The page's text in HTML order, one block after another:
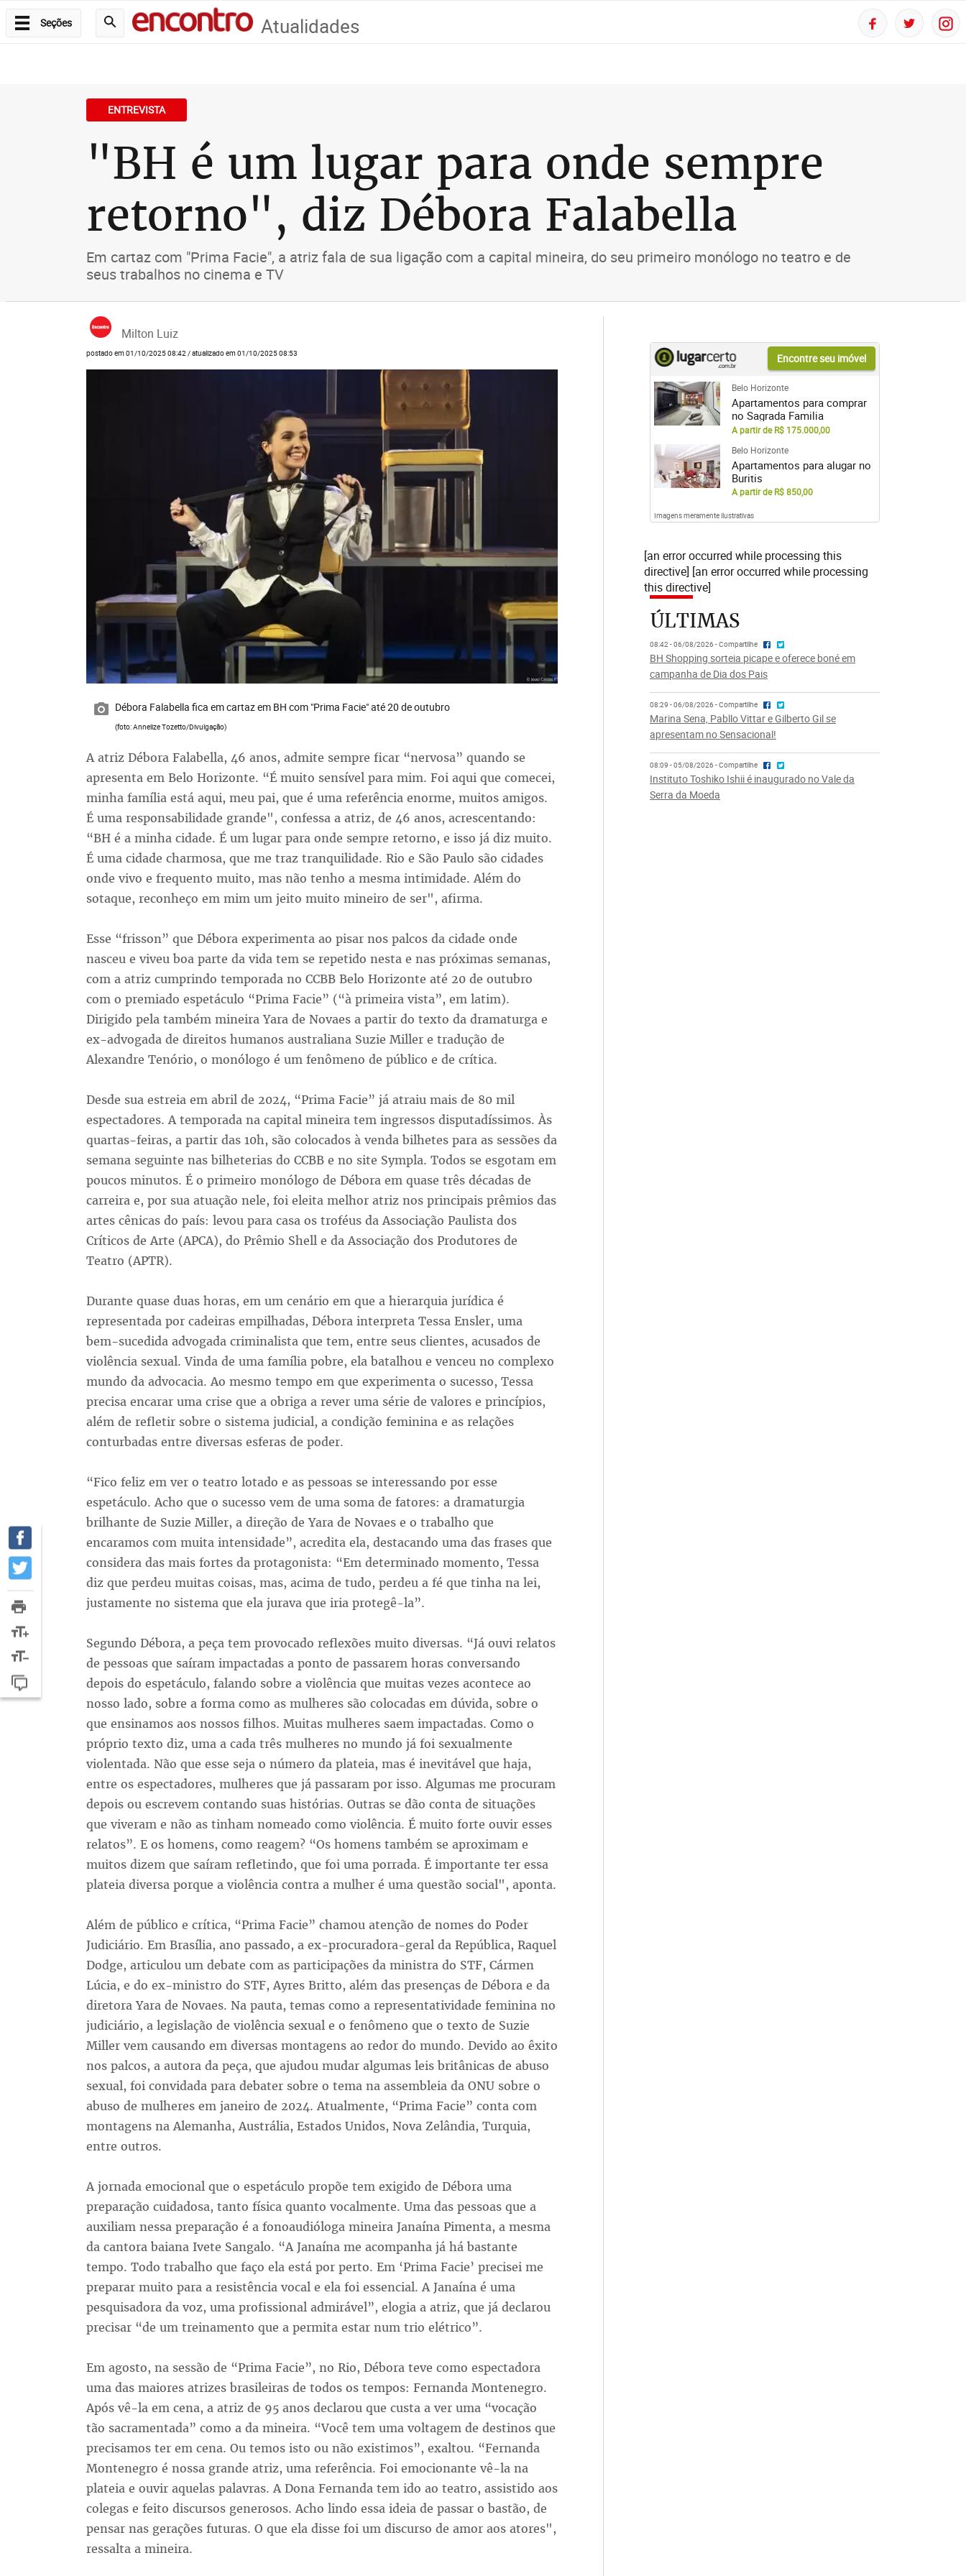
Seções Atualidades
ENTREVISTA
"BH é um lugar para onde sempre
retorno", diz Débora Falabella
Em cartaz com "Prima Facie", a atriz fala de sua ligação com a capital mineira, do seu primeiro monólogo no teatro e de
seus trabalhos no cinema e TV
Milton Luiz
postado em 01/10/2025 08:42 / atualizado em 01/10/2025 08:53
Débora Falabella fica em cartaz em BH com "Prima Facie" até 20 de outubro
(foto: Annelize Tozetto/Divulgação)
A atriz Débora Falabella, 46 anos, admite sempre ficar “nervosa” quando se
apresenta em Belo Horizonte. “É muito sensível para mim. Foi aqui que comecei,
minha família está aqui, meu pai, que é uma referência enorme, muitos amigos.
É uma responsabilidade grande", confessa a atriz, de 46 anos, acrescentando:
“BH é a minha cidade. É um lugar para onde sempre retorno, e isso já diz muito.
É uma cidade charmosa, que me traz tranquilidade. Rio e São Paulo são cidades
onde vivo e frequento muito, mas não tenho a mesma intimidade. Além do
sotaque, reconheço em mim um jeito muito mineiro de ser", afirma.
Esse “frisson” que Débora experimenta ao pisar nos palcos da cidade onde
nasceu e viveu boa parte da vida tem se repetido nesta e nas próximas semanas,
com a atriz cumprindo temporada no CCBB Belo Horizonte até 20 de outubro
com o premiado espetáculo “Prima Facie” (“à primeira vista”, em latim).
Dirigido pela também mineira Yara de Novaes a partir do texto da dramaturga e
ex-advogada de direitos humanos australiana Suzie Miller e tradução de
Alexandre Tenório, o monólogo é um fenômeno de público e de crítica.
Desde sua estreia em abril de 2024, “Prima Facie” já atraiu mais de 80 mil
espectadores. A temporada na capital mineira tem ingressos disputadíssimos. Às
quartas-feiras, a partir das 10h, são colocados à venda bilhetes para as sessões da
semana seguinte nas bilheterias do CCBB e no site Sympla. Todos se esgotam em
poucos minutos. É o primeiro monólogo de Débora em quase três décadas de
carreira e, por sua atuação nele, foi eleita melhor atriz nos principais prêmios das
artes cênicas do país: levou para casa os troféus da Associação Paulista dos
Críticos de Arte (APCA), do Prêmio Shell e da Associação dos Produtores de
Teatro (APTR).
Durante quase duas horas, em um cenário em que a hierarquia jurídica é
representada por cadeiras empilhadas, Débora interpreta Tessa Ensler, uma
bem-sucedida advogada criminalista que tem, entre seus clientes, acusados de
violência sexual. Vinda de uma família pobre, ela batalhou e venceu no complexo
mundo da advocacia. Ao mesmo tempo em que experimenta o sucesso, Tessa
precisa encarar uma crise que a obriga a rever uma série de valores e princípios,
além de refletir sobre o sistema judicial, a condição feminina e as relações
conturbadas entre diversas esferas de poder.
“Fico feliz em ver o teatro lotado e as pessoas se interessando por esse
espetáculo. Acho que o sucesso vem de uma soma de fatores: a dramaturgia
brilhante de Suzie Miller, a direção de Yara de Novaes e o trabalho que
encaramos com muita intensidade”, acredita ela, destacando uma das frases que
considera das mais fortes da protagonista: “Em determinado momento, Tessa
diz que perdeu muitas coisas, mas, acima de tudo, perdeu a fé que tinha na lei,
justamente no sistema que ela jurava que iria protegê-la”.
Segundo Débora, a peça tem provocado reflexões muito diversas. “Já ouvi relatos
de pessoas que saíram impactadas a ponto de passarem horas conversando
depois do espetáculo, falando sobre a violência que muitas vezes acontece ao
nosso lado, sobre a forma como as mulheres são colocadas em dúvida, sobre o
que ensinamos aos nossos filhos. Muitas mulheres saem impactadas. Como o
próprio texto diz, uma a cada três mulheres no mundo já foi sexualmente
violentada. Não que esse seja o número da plateia, mas é inevitável que haja,
entre os espectadores, mulheres que já passaram por isso. Algumas me procuram
depois ou escrevem contando suas histórias. Outras se dão conta de situações
que viveram e não as tinham nomeado como violência. É muito forte ouvir esses
relatos”. E os homens, como reagem? “Os homens também se aproximam e
muitos dizem que saíram refletindo, que foi uma porrada. É importante ter essa
plateia diversa porque a violência contra a mulher é uma questão social", aponta.
Além de público e crítica, “Prima Facie” chamou atenção de nomes do Poder
Judiciário. Em Brasília, ano passado, a ex-procuradora-geral da República, Raquel
Dodge, articulou um debate com as participações da ministra do STF, Cármen
Lúcia, e do ex-ministro do STF, Ayres Britto, além das presenças de Débora e da
diretora Yara de Novaes. Na pauta, temas como a representatividade feminina no
judiciário, a legislação de violência sexual e o fenômeno que o texto de Suzie
Miller vem causando em diversas montagens ao redor do mundo. Devido ao êxito
nos palcos, a autora da peça, que ajudou mudar algumas leis britânicas de abuso
sexual, foi convidada para debater sobre o tema na assembleia da ONU sobre o
abuso de mulheres em janeiro de 2024. Atualmente, “Prima Facie” conta com
montagens na Alemanha, Austrália, Estados Unidos, Nova Zelândia, Turquia,
entre outros.
A jornada emocional que o espetáculo propõe tem exigido de Débora uma
preparação cuidadosa, tanto física quanto vocalmente. Uma das pessoas que a
auxiliam nessa preparação é a fonoaudióloga mineira Janaína Pimenta, a mesma
da cantora baiana Ivete Sangalo. “A Janaína me acompanha já há bastante
tempo. Todo trabalho que faço ela está por perto. Em ‘Prima Facie’ precisei me
preparar muito para a resistência vocal e ela foi essencial. A Janaína é uma
pesquisadora da voz, uma profissional admirável”, elogia a atriz, que já declarou
precisar “de um treinamento que a permita estar num trio elétrico”.
Em agosto, na sessão de “Prima Facie”, no Rio, Débora teve como espectadora
uma das maiores atrizes brasileiras de todos os tempos: Fernanda Montenegro.
Após vê-la em cena, a atriz de 95 anos declarou que custa a ver uma “vocação
tão sacramentada” como a da mineira. “Você tem uma voltagem de destinos que
precisamos ter em cena. Ou temos isto ou não existimos”, exaltou. “Fernanda
Montenegro é nossa grande atriz, uma referência. Foi emocionante vê-la na
plateia e ouvir aquelas palavras. A Dona Fernanda tem ido ao teatro, assistido aos
colegas e feito discursos generosos. Acho lindo essa ideia de passar o bastão, de
pensar nas gerações futuras. O que ela disse foi um discurso de amor aos atores",
ressalta a mineira.
Encontre seu imóvel
Belo Horizonte
Apartamentos para comprar
no Sagrada Familia
A partir de R$ 175.000,00
Belo Horizonte
Apartamentos para alugar no
Buritis
A partir de R$ 850,00
Imagens meramente ilustrativas
[an error occurred while processing this
directive] [an error occurred while processing
this directive]
ÚLTIMAS
08:42 - 06/08/2026 - Compartilhe
BH Shopping sorteia picape e oferece boné em
campanha de Dia dos Pais
08:29 - 06/08/2026 - Compartilhe
Marina Sena, Pabllo Vittar e Gilberto Gil se
apresentam no Sensacional!
08:09 - 05/08/2026 - Compartilhe
Instituto Toshiko Ishii é inaugurado no Vale da
Serra da Moeda